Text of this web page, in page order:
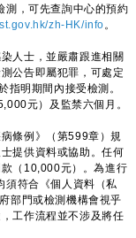
測，可先查詢中心的預約
zh-HK/info。
人士，並嚴肅跟進相關
公告即屬犯罪，可處定
指明期間內接受檢測。
元）及監禁六個月。
條例》（第599章）規
提供資料或協助。任何
（10,000元）。為進行
須符合《個人資料（私
部門或檢測機構會視乎
工作流程並不涉及將任